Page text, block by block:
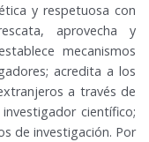
y respetuosa con
aprovecha y
mecanismos
acredita a los
a través de
científico;
de investigación. Por